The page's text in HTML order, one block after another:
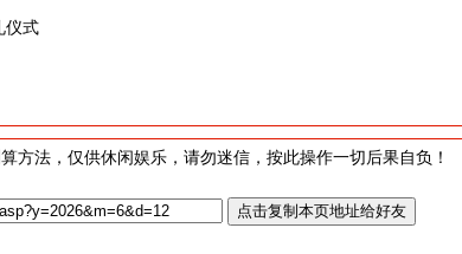
仪式
方法，仅供休闲娱乐，请勿迷信，按此操作一切后果自负！